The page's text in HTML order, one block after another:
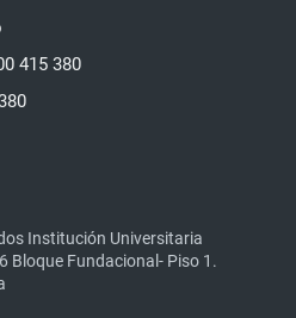
415 380
Institución Universitaria
Bloque Fundacional- Piso 1.